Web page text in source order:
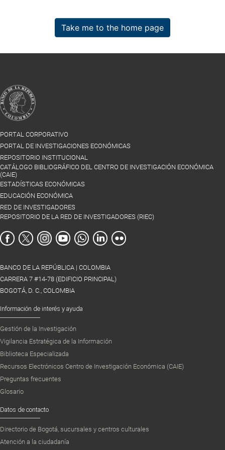
Take me to the home page
PORTAL CORPORATIVO
PORTAL DE INVESTIGACIONES ECONÓMICAS
REPOSITORIO INSTITUCIONAL
CATÁLOGO BIBLIOGRÁFICO DEL CENTRO DE INVESTIGACIÓN ECONÓMICA
(CAIE)
ESTADÍSTICAS ECONÓMICAS
EDUCACIÓN ECONÓMICA
RED DE INVESTIGADORES
REPOSITORIO DE LA RED DE INVESTIGADORES (RIEC)
BANCO DE LA REPÚBLICA | COLOMBIA
CARRERA 7 #14-78 (EDIFICIO PRINCIPAL)
BOGOTÁ, D. C., COLOMBIA
Información de interés y ayuda
Gestión de la Investigación
Vigilancia Estratégica de la Información
Biblioteca Especializada
Recursos Electrónicos Centro de Investigación Económica (CAIE)
Preguntas frecuentes
Glosario
Datos de contacto
Directorio de Bogotá, sucursales y centros culturales
Atención a la ciudadanía